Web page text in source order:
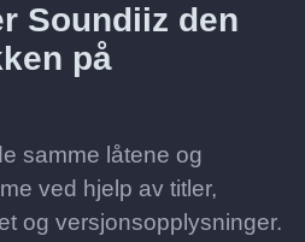
Soundiiz den
på
samme låtene og
ved hjelp av titler,
og versjonsopplysninger.